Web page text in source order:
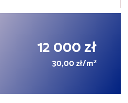
12 000 zł
30,00 zł/m2